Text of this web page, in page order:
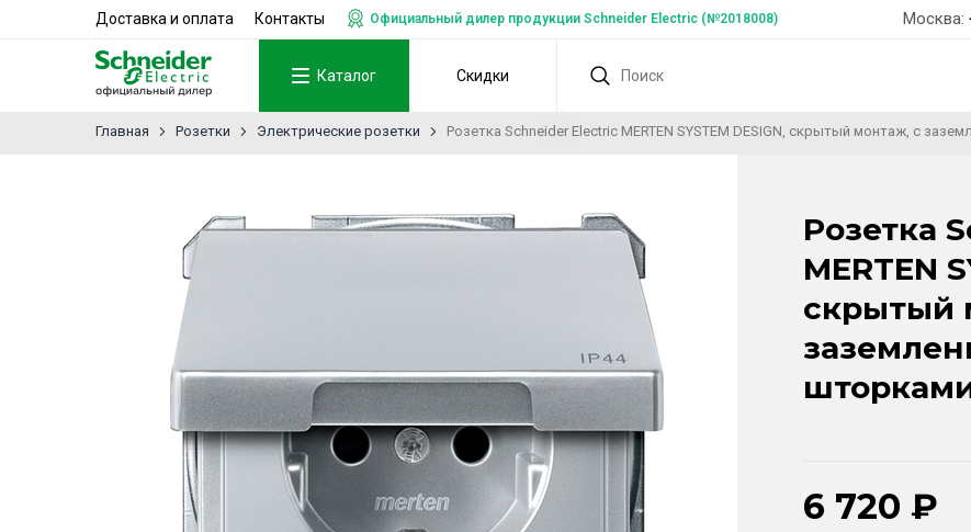
Доставка и оплата Контакты Официальный дилер продукции Schneider Electric (№2018008) Москва:
Каталог Скидки
Главная Розетки Электрические розетки Розетка Schneider Electric MERTEN SYSTEM DESIGN, скрытый монтаж, с
Розетка
MERTEN
скрытый
6 720 ₽